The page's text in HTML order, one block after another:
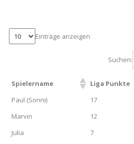
und
dem
TCG
Bereich
Einträge anzeigen
Suchen:
Spielername Liga Punkte
Paul (Sonni)
17
Marvin
12
Julia
7